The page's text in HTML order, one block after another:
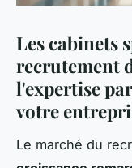
Les cabinets
recrutement
l'expertise
votre
Le marché du